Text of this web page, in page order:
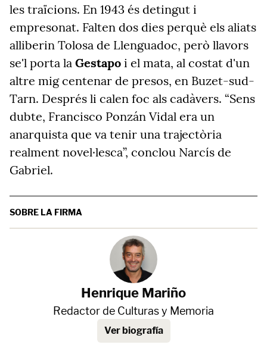
les traïcions. En 1943 és detingut i
empresonat. Falten dos dies perquè els aliats
alliberin Tolosa de Llenguadoc, però llavors
se'l porta la Gestapo i el mata, al costat d'un
altre mig centenar de presos, en Buzet-sud-
Tarn. Després li calen foc als cadàvers. “Sens
dubte, Francisco Ponzán Vidal era un
anarquista que va tenir una trajectòria
realment novel·lesca”, conclou Narcís de
Gabriel.
SOBRE LA FIRMA
Henrique Mariño
Redactor de Culturas y Memoria
Ver biografía